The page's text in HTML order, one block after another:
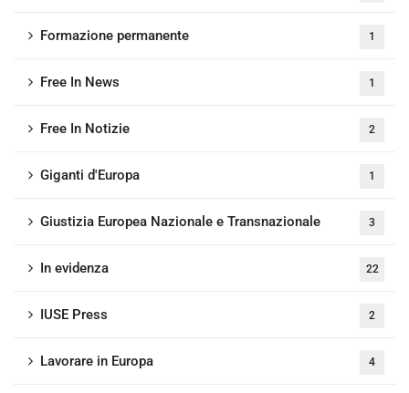
Formazione permanente 1
Free In News 1
Free In Notizie 2
Giganti d'Europa 1
Giustizia Europea Nazionale e Transnazionale 3
In evidenza 22
IUSE Press 2
Lavorare in Europa 4